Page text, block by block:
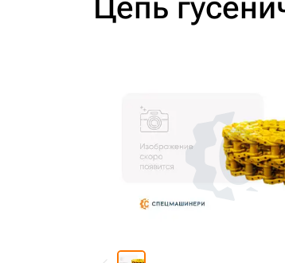
Цепь